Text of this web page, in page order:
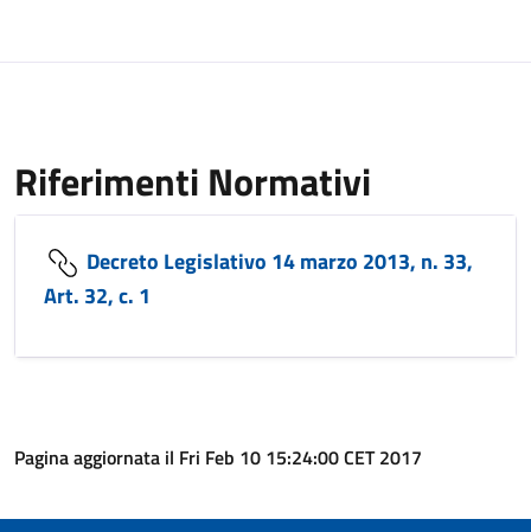
Riferimenti Normativi
Decreto Legislativo 14 marzo 2013, n. 33,
Art. 32, c. 1
Pagina aggiornata il Fri Feb 10 15:24:00 CET 2017